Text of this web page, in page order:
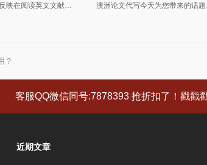
映在阅读英文文献… 澳洲论文代写今天为您带来的话
？
客服QQ微信同号:7878393 抢折扣了！戳戳
近期文章